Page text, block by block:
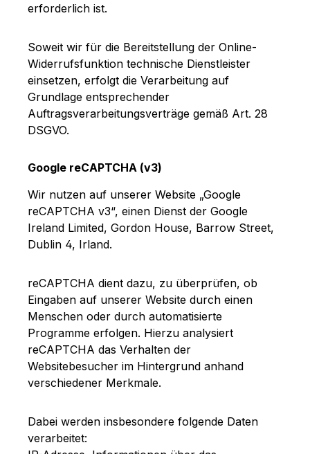
erforderlich ist.
Soweit wir für die Bereitstellung der Online-
Widerrufsfunktion technische Dienstleister
einsetzen, erfolgt die Verarbeitung auf
Grundlage entsprechender
Auftragsverarbeitungsverträge gemäß Art. 28
DSGVO.
Google reCAPTCHA (v3)
Wir nutzen auf unserer Website „Google
reCAPTCHA v3“, einen Dienst der Google
Ireland Limited, Gordon House, Barrow Street,
Dublin 4, Irland.
reCAPTCHA dient dazu, zu überprüfen, ob
Eingaben auf unserer Website durch einen
Menschen oder durch automatisierte
Programme erfolgen. Hierzu analysiert
reCAPTCHA das Verhalten der
Websitebesucher im Hintergrund anhand
verschiedener Merkmale.
Dabei werden insbesondere folgende Daten
verarbeitet: